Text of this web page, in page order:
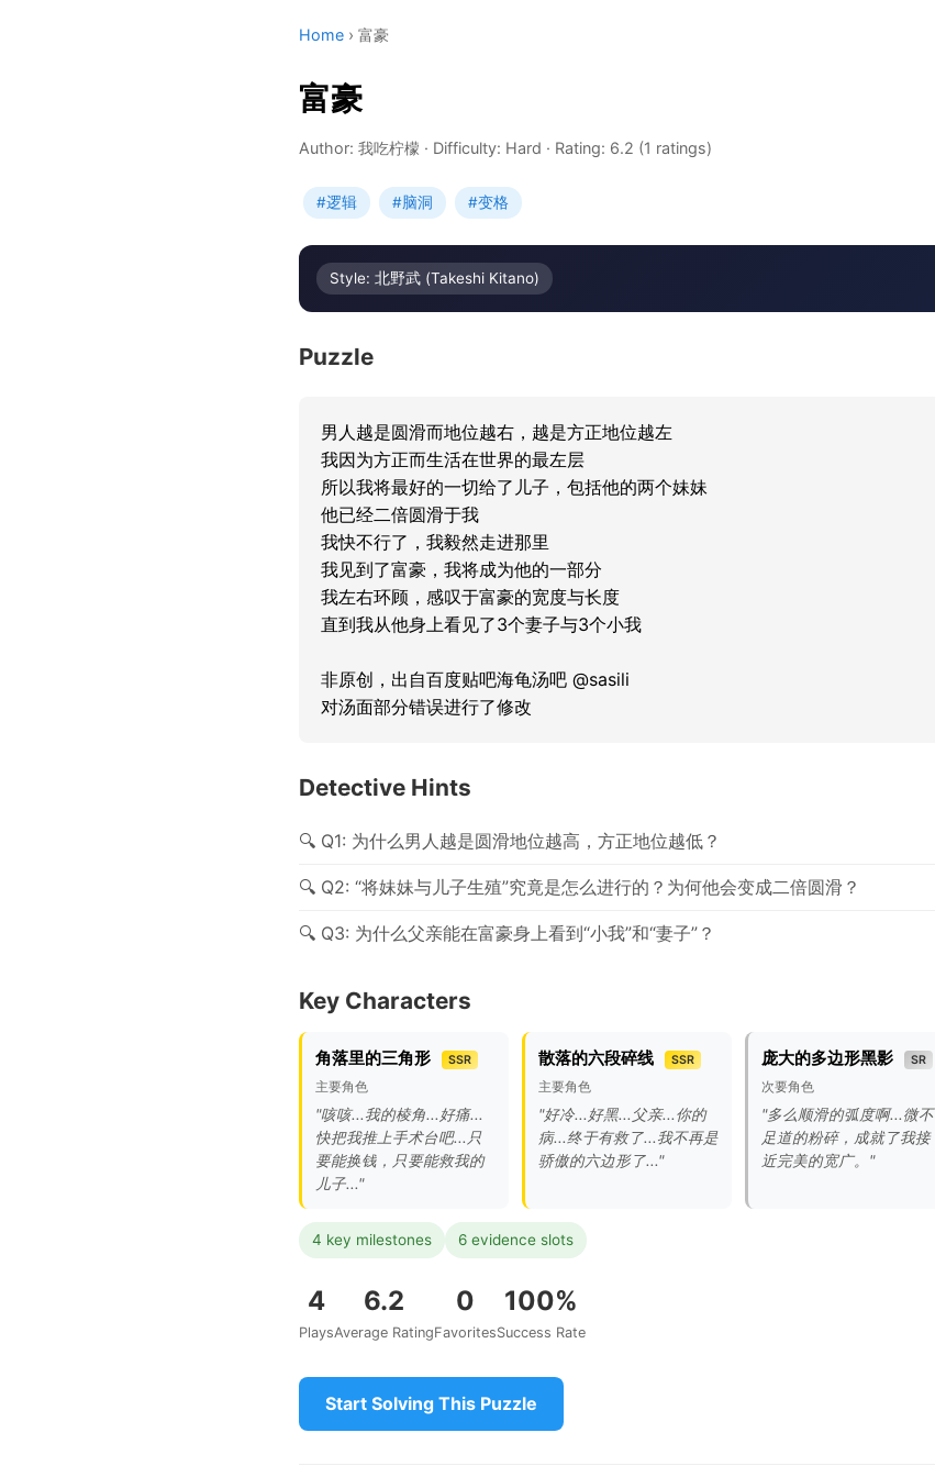
Home › 富豪
富豪
Author: 我吃柠檬 · Difficulty: Hard · Rating: 6.2 (1 ratings)
#逻辑 #脑洞 #变格
Style: 北野武 (Takeshi Kitano)
Puzzle
男人越是圆滑而地位越右，越是方正地位越左
我因为方正而生活在世界的最左层
所以我将最好的一切给了儿子，包括他的两个妹妹
他已经二倍圆滑于我
我快不行了，我毅然走进那里
我见到了富豪，我将成为他的一部分
我左右环顾，感叹于富豪的宽度与长度
直到我从他身上看见了3个妻子与3个小我
非原创，出自百度贴吧海龟汤吧 @sasili
对汤面部分错误进行了修改
Detective Hints
Q1: 为什么男人越是圆滑地位越高，方正地位越低？
Q2: “将妹妹与儿子生殖”究竟是怎么进行的？为何他会变成二倍圆滑？
Q3: 为什么父亲能在富豪身上看到“小我”和“妻子”？
Key Characters
角落里的三角形 SSR
主要角色
"咳咳...我的棱角...好痛...
快把我推上手术台吧...只
要能换钱，只要能救我的
儿子..."
散落的六段碎线 SSR
主要角色
"好冷...好黑...父亲...你的
病...终于有救了...我不再是
骄傲的六边形了..."
庞大的多边形黑影 SR
次要角色
"多么顺滑的弧度啊...微不
足道的粉碎，成就了我接
近完美的宽广。"
4 key milestones 6 evidence slots
4
Plays
6.2
Average Rating
0
Favorites
100%
Success Rate
Start Solving This Puzzle